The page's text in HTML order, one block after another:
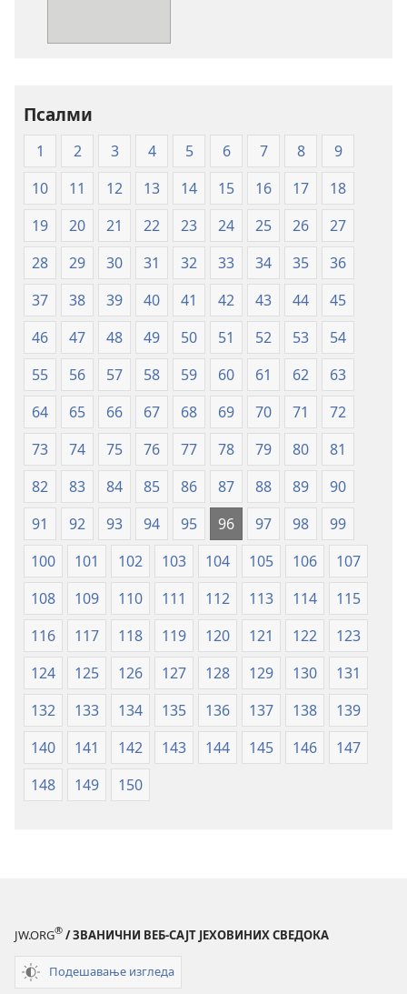
Нови
свет
(меки
повез)
Псалми
1 2 3 4 5 6 7 8
9
10
11 12 13 14 15 16 17
18
19
20 21 22 23 24 25 26
27
28
29 30 31 32 33 34 35
36
37
38 39 40 41 42 43 44
45
46
47 48 49 50 51 52 53
54
55
56 57 58 59 60 61 62
63
64
65 66 67 68 69 70 71
72
73
74 75 76 77 78 79 80
81
82
83 84 85 86 87 88 89
90
91
92 93 94 95 96 97 98
99
100
101 102 103 104 105 106
107
108
109 110 111 112 113 114
115
116
117 118 119 120 121 122
123
124
125 126 127 128 129 130
131
132
133 134 135 136 137 138
139
140
141 142 143 144 145 146
147
148
149 150
JW.ORG® / ЗВАНИЧНИ ВЕБ-САЈТ ЈЕХОВИНИХ СВЕДОКА
Подешавање изгледа